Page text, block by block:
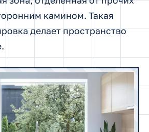
камином. Такая
делает пространство